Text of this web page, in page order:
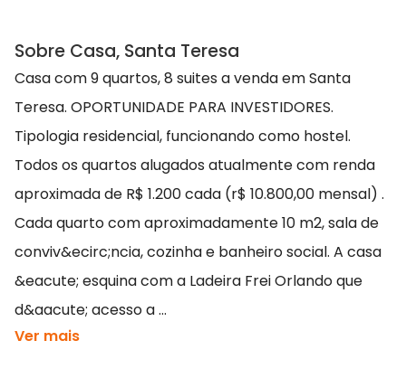
Sobre Casa, Santa Teresa
Casa com 9 quartos, 8 suites a venda em Santa
Teresa. OPORTUNIDADE PARA INVESTIDORES.
Tipologia residencial, funcionando como hostel.
Todos os quartos alugados atualmente com renda
aproximada de R$ 1.200 cada (r$ 10.800,00 mensal) .
Cada quarto com aproximadamente 10 m2, sala de
conviv&ecirc;ncia, cozinha e banheiro social. A casa
&eacute; esquina com a Ladeira Frei Orlando que
d&aacute; acesso a ...
Ver mais